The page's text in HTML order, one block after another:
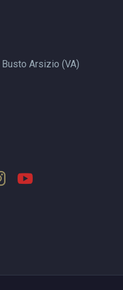
Arsizio (VA)